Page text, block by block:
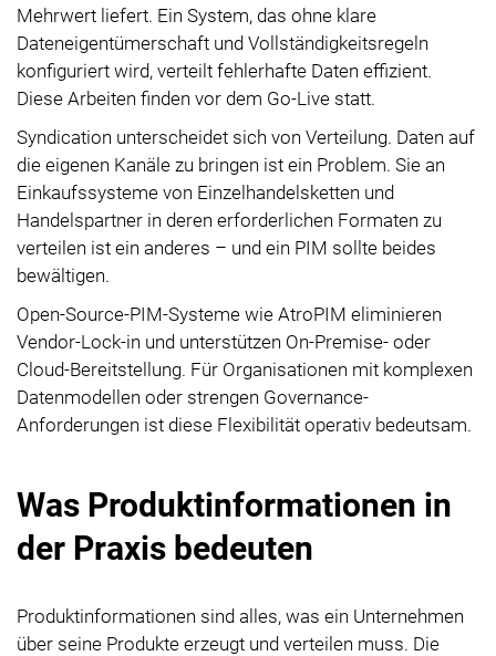
Mehrwert liefert. Ein System, das ohne klare
Dateneigentümerschaft und Vollständigkeitsregeln
konfiguriert wird, verteilt fehlerhafte Daten effizient.
Diese Arbeiten finden vor dem Go-Live statt.
Syndication unterscheidet sich von Verteilung. Daten auf
die eigenen Kanäle zu bringen ist ein Problem. Sie an
Einkaufssysteme von Einzelhandelsketten und
Handelspartner in deren erforderlichen Formaten zu
verteilen ist ein anderes – und ein PIM sollte beides
bewältigen.
Open-Source-PIM-Systeme wie AtroPIM eliminieren
Vendor-Lock-in und unterstützen On-Premise- oder
Cloud-Bereitstellung. Für Organisationen mit komplexen
Datenmodellen oder strengen Governance-
Anforderungen ist diese Flexibilität operativ bedeutsam.
Was Produktinformationen in
der Praxis bedeuten
Produktinformationen sind alles, was ein Unternehmen
über seine Produkte erzeugt und verteilen muss. Die